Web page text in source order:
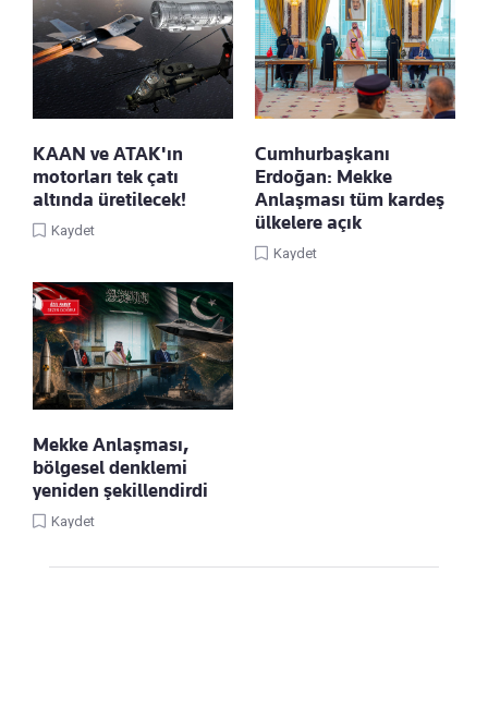
KAAN ve ATAK'ın
motorları tek çatı
altında üretilecek!
Kaydet
Cumhurbaşkanı
Erdoğan: Mekke
Anlaşması tüm kardeş
ülkelere açık
Kaydet
Mekke Anlaşması,
bölgesel denklemi
yeniden şekillendirdi
Kaydet